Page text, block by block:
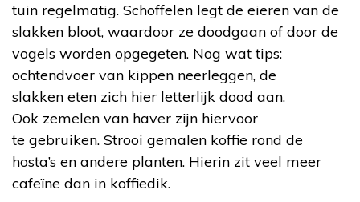
tuin regelmatig. Schoffelen legt de eieren van de
slakken bloot, waardoor ze doodgaan of door de
vogels worden opgegeten. Nog wat tips:
ochtendvoer van kippen neerleggen, de
slakken eten zich hier letterlijk dood aan.
Ook zemelen van haver zijn hiervoor
te gebruiken. Strooi gemalen koffie rond de
hosta’s en andere planten. Hierin zit veel meer
cafeïne dan in koffiedik.